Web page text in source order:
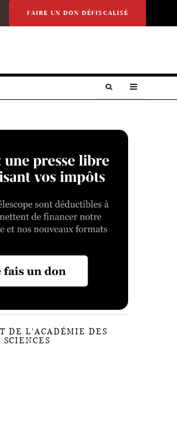
FAIRE UN DON DÉFISCALISÉ
DE L’ACADÉMIE DES
SCIENCES